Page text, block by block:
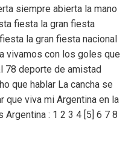
siempre abierta la mano
fiesta la gran fiesta
la gran fiesta nacional
vivamos con los goles que
78 deporte de amistad
que hablar La cancha se
que viva mi Argentina en la
Argentina : 1 2 3 4 [5] 6 7 8